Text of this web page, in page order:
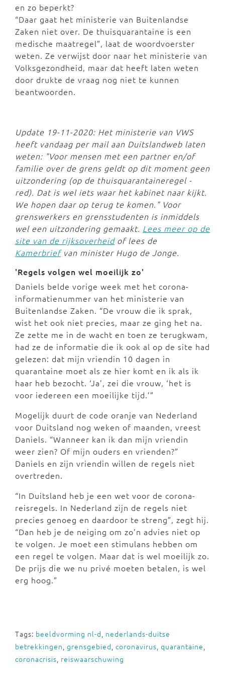
en zo beperkt?
“Daar gaat het ministerie van Buitenlandse
Zaken niet over. De thuisquarantaine is een
medische maatregel”, laat de woordvoerster
weten. Ze verwijst door naar het ministerie van
Volksgezondheid, maar dat heeft laten weten
door drukte de vraag nog niet te kunnen
beantwoorden.
Update 19-11-2020: Het ministerie van VWS
heeft vandaag per mail aan Duitslandweb laten
weten: "Voor mensen met een partner en/of
familie over de grens geldt op dit moment geen
uitzondering (op de thuisquarantaineregel -
red). Dat is wel iets waar het kabinet naar kijkt.
We hopen daar op terug te komen." Voor
grenswerkers en grensstudenten is inmiddels
wel een uitzondering gemaakt. Lees meer op de
site van de rijksoverheidof lees de
Kamerbriefvan minister Hugo de Jonge.
'Regels volgen wel moeilijk zo'
Daniels belde vorige week met het corona-
informatienummer van het ministerie van
Buitenlandse Zaken. “De vrouw die ik sprak,
wist het ook niet precies, maar ze ging het na.
Ze zette me in de wacht en toen ze terugkwam,
had ze de informatie die ik ook al op de site had
gelezen: dat mijn vriendin 10 dagen in
quarantaine moet als ze hier komt en ik als ik
haar heb bezocht. ‘Ja’, zei die vrouw, ‘het is
voor iedereen een moeilijke tijd.’”
Mogelijk duurt de code oranje van Nederland
voor Duitsland nog weken of maanden, vreest
Daniels. “Wanneer kan ik dan mijn vriendin
weer zien? Of mijn ouders en vrienden?”
Daniels en zijn vriendin willen de regels niet
overtreden.
“In Duitsland heb je een wet voor de corona-
reisregels. In Nederland zijn de regels niet
precies genoeg en daardoor te streng”, zegt hij.
“Dan heb je de neiging om zo’n advies niet op
te volgen. Je moet een stimulans hebben om
een regel te volgen. Maar dat is wel moeilijk zo.
De prijs die we nu privé moeten betalen, is wel
erg hoog.”
Tags: beeldvorming nl-d, nederlands-duitse
betrekkingen, grensgebied, coronavirus, quarantaine,
coronacrisis, reiswaarschuwing